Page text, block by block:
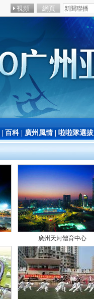
百科| 廣州風情| 啦啦隊選拔
廣州天河體育中心